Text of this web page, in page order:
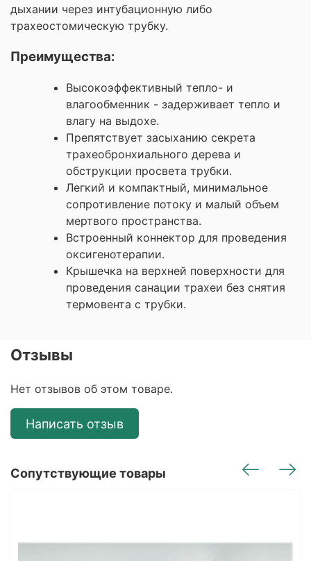
дыхании через интубационную либо
трахеостомическую трубку.
Преимущества:
Высокоэффективный тепло- и
влагообменник - задерживает тепло и
влагу на выдохе.
Препятствует засыханию секрета
трахеобронхиального дерева и
обструкции просвета трубки.
Легкий и компактный, минимальное
сопротивление потоку и малый объем
мертвого пространства.
Встроенный коннектор для проведения
оксигенотерапии.
Крышечка на верхней поверхности для
проведения санации трахеи без снятия
термовента с трубки.
Отзывы
Нет отзывов об этом товаре.
Написать отзыв
Сопутствующие товары